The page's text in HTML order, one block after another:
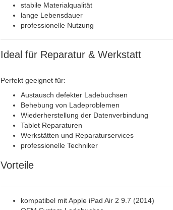
stabile Materialqualität
lange Lebensdauer
professionelle Nutzung
Ideal für Reparatur & Werkstatt
Perfekt geeignet für:
Austausch defekter Ladebuchsen
Behebung von Ladeproblemen
Wiederherstellung der Datenverbindung
Tablet Reparaturen
Werkstätten und Reparaturservices
professionelle Techniker
Vorteile
kompatibel mit Apple iPad Air 2 9.7 (2014)